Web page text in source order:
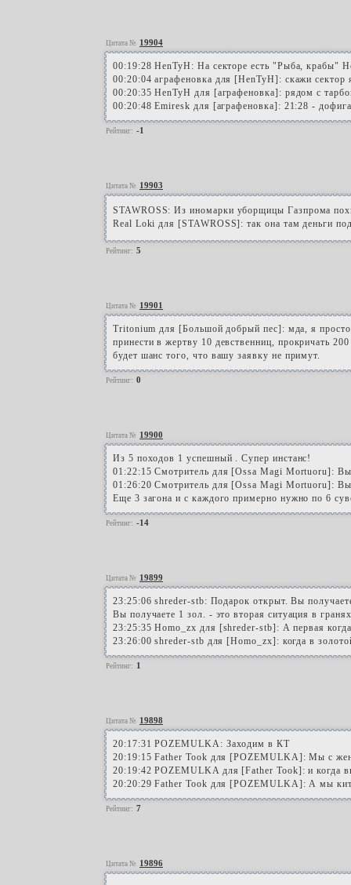
Цитата № 19904
00:19:28 HenTyH: На секторе есть "Рыба, крабы"
00:20:04 аграфеновка для [HenTyH]: скажи сектор
00:20:35 HenTyH для [аграфеновка]: рядом с
00:20:48 Emiresk для [аграфеновка]: 21:28 -
Рейтинг: -1
Цитата № 19903
STAWROSS: Из иномарки уборщицы Газпрома
Real Loki для [STAWROSS]: так она там деньги
Рейтинг: 5
Цитата № 19901
Tritonium для [Большой добрый пес]: мда, я
принести в жертву 10 девственниц, прокричать
будет шанс того, что вашу заявку не примут.
Рейтинг: 0
Цитата № 19900
Из 5 походов 1 успешный . Супер инстанс!
01:22:15 Смотритель для [Ossa Magi Mortuoru]: Вы
01:26:20 Смотритель для [Ossa Magi Mortuoru]: Вы
Еще 3 загона и с каждого примерно нужно по 6
Рейтинг: -14
Цитата № 19899
23:25:06 shreder-stb: Подарок открыт. Вы
Вы получаете 1 зол. - это вторая ситуация в
23:25:35 Homo_zx для [shreder-stb]: А первая
23:26:00 shreder-stb для [Homo_zx]: когда в
Рейтинг: 1
Цитата № 19898
20:17:31 POZEMULKA: Заходим в КТ
20:19:15 Father Took для [POZEMULKA]: Мы с
20:19:42 POZEMULKA для [Father Took]: и когда
20:20:29 Father Took для [POZEMULKA]: А мы
Рейтинг: 7
Цитата № 19896